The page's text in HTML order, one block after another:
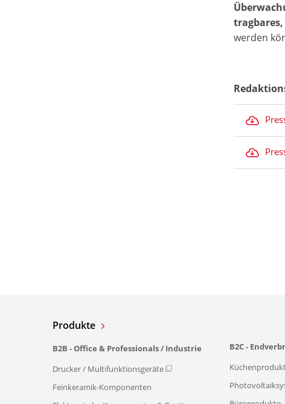
werden
Produkte
B2B - Office & Professionals / Industrie
Drucker / Multifunktionsgeräte
Feinkeramik-Komponenten
B2C -